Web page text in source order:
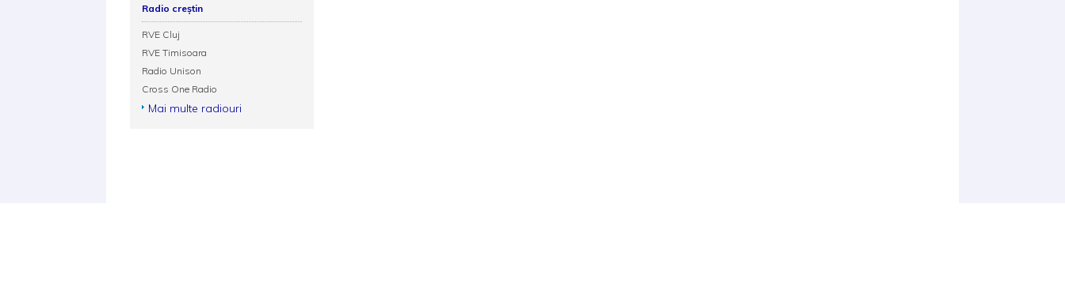
Radio creștin
RVE Cluj
RVE Timisoara
Radio Unison
Cross One Radio
Mai multe radiouri